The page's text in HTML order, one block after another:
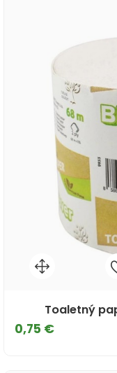
0,75 €Cena